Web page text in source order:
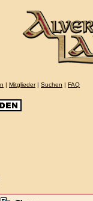
| Mitglieder| Suchen | FAQ